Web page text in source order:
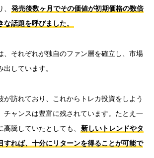
発売後数ヶ月でその価値が初期価格の数倍
話題を呼びました。
、それぞれが独自のファン層を確立し、市場
しています。
が訪れており、これからトレカ投資をしよう
チャンスは豊富に残されています。たとえ一
騰していたとしても、
新しいトレンドやタ
すれば、十分にリターンを得ることが可能で